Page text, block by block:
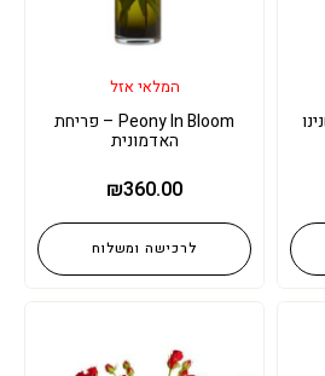
המלאי אזל
Peony In Bloom – פריחת
האדמונית
₪360.00
לרכישה ומשלוח